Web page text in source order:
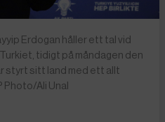
Erdogan håller ett tal vid
tidigt på måndagen den
styrt sitt land med ett allt
Photo/Ali Unal